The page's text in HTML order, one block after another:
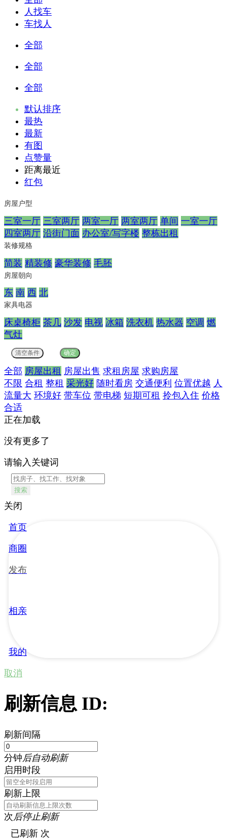
人找车
车找人
全部
全部
全部
默认排序
最热
最新
有图
点赞量
距离最近
红包
房屋户型
三室一厅 三室两厅 两室一厅 两室两厅 单间 一室一厅
四室两厅 沿街门面 办公室/写字楼 整栋出租
装修规格
简装 精装修 豪华装修 毛胚
房屋朝向
东 南 西 北
家具电器
床桌椅柜 茶几 沙发 电视 冰箱 洗衣机 热水器 空调 燃
气灶
全部 房屋出租 房屋出售 求租房屋 求购房屋
不限 合租 整租 采光好 随时看房 交通便利 位置优越 人
流量大 环境好 带车位 带电梯 短期可租 拎包入住 价格
合适
正在加载
没有更多了
请输入关键词
搜索
关闭
首页
商圈
发布
相亲
我的
取消
刷新信息 ID:
刷新间隔
分钟后自动刷新
启用时段
刷新上限
次 后停止刷新
已刷新 次